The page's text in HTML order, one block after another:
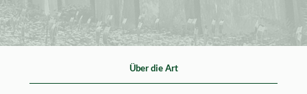
Über die Art